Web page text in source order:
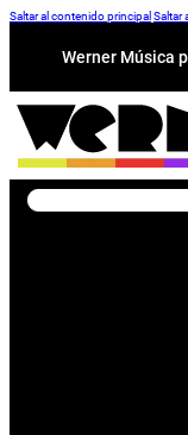
Saltar al contenido principal Saltar
Werner Música
Buscar